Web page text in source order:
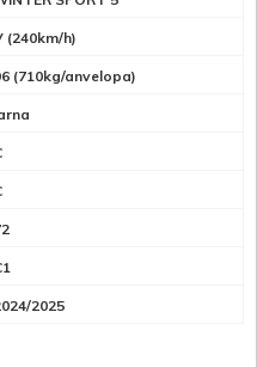
(240km/h)
(710kg/anvelopa)
2025